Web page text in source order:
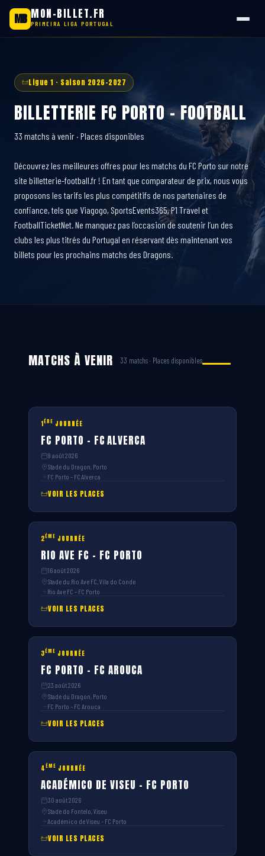
MB MON-BILLET.FR
PRIMEIRA LIGA PORTUGAL
contenu
Ligue 1 · Saison 2026-2027
BILLETTERIE FC PORTO - FOOTBALL
33 matchs à venir · Places disponibles
Découvrez les meilleures offres pour les matchs du FC Porto sur notre
site billetterie-football.fr ! En tant que comparateur de prix, nous vous
proposons les tarifs les plus compétitifs de nos partenaires de
confiance, tels que Viagogo, SportsEvents365, P1 Travel et
FootballTicketNet. Ne manquez pas l’occasion de soutenir l’un des
clubs les plus titrés du Portugal en réservant dès maintenant vos
billets pour les prochains matchs des Dragons.
MATCHS À VENIR 33 matchs · Places disponibles
1ÈRE JOURNÉE
FC PORTO – FC ALVERCA
9 août 2026
Stade du Dragon, Porto
FC Porto – FC Alverca
VOIR LES PLACES
2ÈME JOURNÉE
RIO AVE FC – FC PORTO
16 août 2026
Stade du Rio Ave FC, Vila do Conde
Rio Ave FC – FC Porto
VOIR LES PLACES
3ÈME JOURNÉE
FC PORTO – FC AROUCA
23 août 2026
Stade du Dragon, Porto
FC Porto – FC Arouca
VOIR LES PLACES
4ÈME JOURNÉE
ACADÉMICO DE VISEU – FC PORTO
30 août 2026
Stade do Fontelo, Viseu
Académico de Viseu – FC Porto
VOIR LES PLACES